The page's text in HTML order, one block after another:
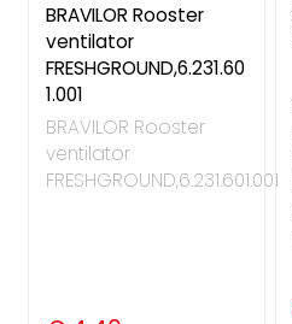
BRAVILOR Rooster
ventilator
FRESHGROUND,6.231.60
1.001
BRAVILOR Rooster
ventilator
FRESHGROUND,6.231.601.001